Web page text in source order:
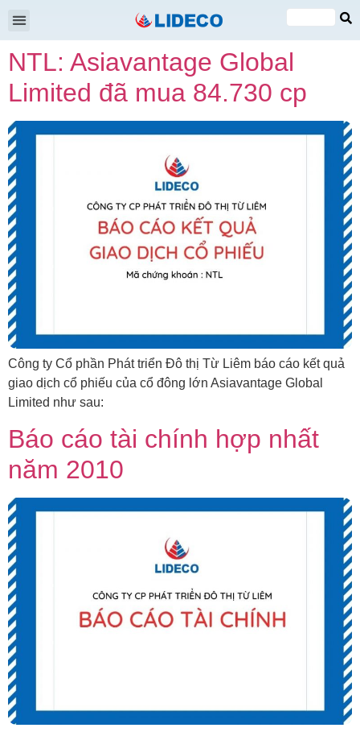
EN
NTL: Asiavantage Global
Limited đã mua 84.730 cp
Công ty Cổ phần Phát triển Đô thị Từ Liêm báo cáo kết quả
giao dịch cổ phiếu của cổ đông lớn Asiavantage Global
Limited như sau:
Báo cáo tài chính hợp nhất
năm 2010